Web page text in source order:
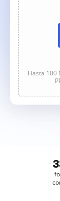
Hasta 100